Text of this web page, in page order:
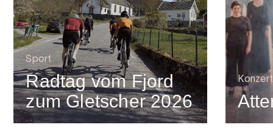
Sport
Radtag vom Fjord
zum Gletscher 2026
Konzert